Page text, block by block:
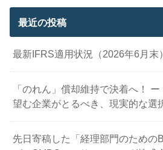
最近の投稿
最新IFRS適用状況（2026年6月末）
「のれん」償却維持で決着へ！
望む企業がとるべき、現実的な選
先日寄稿した「経理部門のための